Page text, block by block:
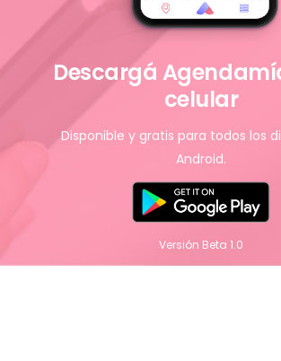
Descargá
celular
Disponible y gratis para todos los
Android.
Versión Beta 1.0